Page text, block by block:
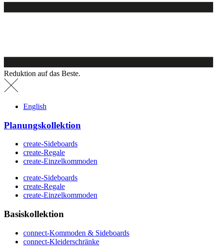
Reduktion auf das Beste.
English
Planungskollektion
create-Sideboards
create-Regale
create-Einzelkommoden
create-Sideboards
create-Regale
create-Einzelkommoden
Basiskollektion
connect-Kommoden & Sideboards
connect-Kleiderschränke